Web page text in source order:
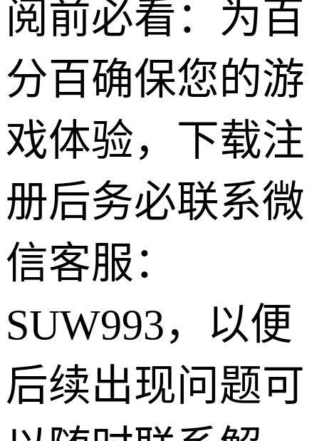
阅前必看：为百
分百确保您的游
戏体验，下载注
册后务必联系微
信客服：
SUW993，以便
后续出现问题可